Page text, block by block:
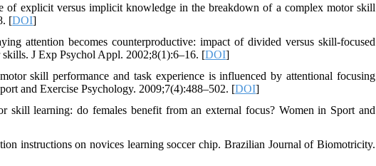
of explicit versus implicit knowledge in the breakdown of a complex motor skill
[DOI]
attention becomes counterproductive: impact of divided versus skill-focused
skills. J Exp Psychol Appl. 2002;8(1):6–16. [DOI]
skill performance and task experience is influenced by attentional focusing
and Exercise Psychology. 2009;7(4):488–502. [DOI]
learning: do females benefit from an external focus? Women in Sport and
instructions on novices learning soccer chip. Brazilian Journal of Biomotricity.